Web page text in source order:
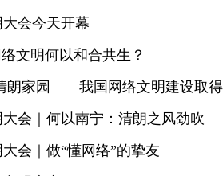
会今天开幕
文明何以和合共生？
朗家园——我国网络文明建设取
会｜何以南宁：清朗之风劲吹
会｜做“懂网络”的挚友